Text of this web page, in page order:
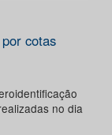
cotas
no dia